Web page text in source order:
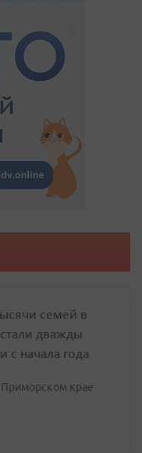
семей в
дважды
с начала года
Приморском крае